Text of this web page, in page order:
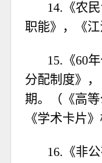
14.《农
职能》，《江
15.《60
分配制度》
期。（《高
《学术卡片
16.《非